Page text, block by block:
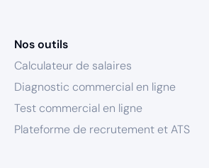
Nos outils
Calculateur de salaires
Diagnostic commercial en ligne
Test commercial en ligne
Plateforme de recrutement et ATS